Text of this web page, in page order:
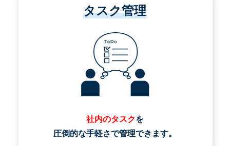
タスク管理
社内のタスクを
圧倒的な手軽さで管理できます。